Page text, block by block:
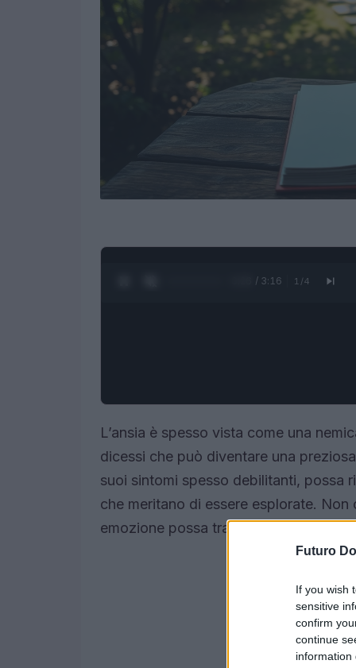
Futuro
If you wish
sensitive
confirm
continue
information
0:27 / 3:16 1 /4
L’ansia è spesso vista come una
dicessi che può diventare una
suoi sintomi spesso debilitanti, possa
che meritano di essere esplorate.
emozione possa trasformare la tua vita!